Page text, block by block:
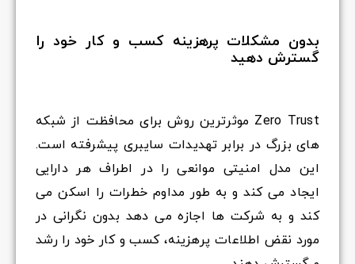
بدون مشکلات پرهزینه کسب و کار خود را
گسترش دهید
Zero Trust موثرترین روش برای محافظت از شبکه
های بزرگ در برابر تهدیدات سایبری پیشرفته است.
این مدل امنیتی موانعی را در اطراف هر دارایی
ایجاد می کند و به طور مداوم خطرات را اسکن می
کند و به شرکت ها اجازه می دهد بدون نگرانی در
مورد نقض اطلاعات پرهزینه، کسب و کار خود را رشد